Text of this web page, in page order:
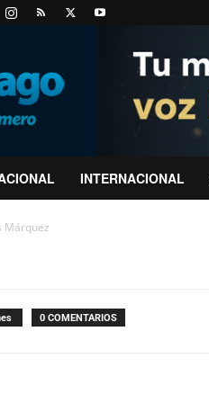
INTERNACIONAL
Márquez
0 COMENTARIOS